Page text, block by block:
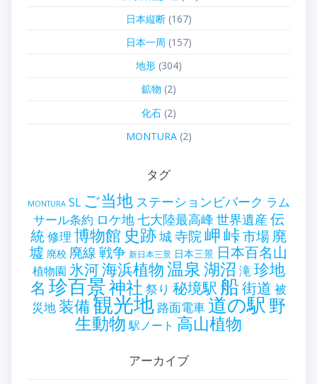
日本縦断(167)
日本一周 (157)
地形(304)
鉱物 (2)
化石(2)
MONTURA(2)
タグ
MONTURA SL ご当地 ステーションビバーク ラム
サール条約 ロケ地七大陸最高峰 世界遺産 伝
統修理 博物館 史跡城寺院岬峠市場廃
墟 廃校 廃線戦争 新日本三景 日本三景 日本百名山
植物園 氷河海浜植物温泉湖沼 滝珍地
名 珍百景神社 祭り 秘境駅 船街道 被
災地装備観光地 路面電車道の駅野
生動物 駅ノート 高山植物
アーカイブ